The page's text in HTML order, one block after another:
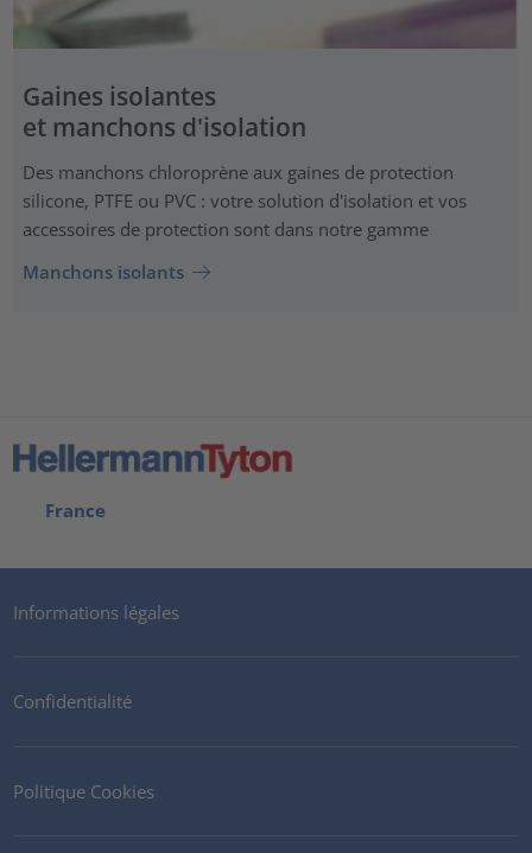
Gaines isolantes
et manchons d'isolation
Des manchons chloroprène aux gaines de protection
silicone, PTFE ou PVC : votre solution d'isolation et vos
accessoires de protection sont dans notre gamme
Manchons isolants
France
Informations légales
Confidentialité
Politique Cookies